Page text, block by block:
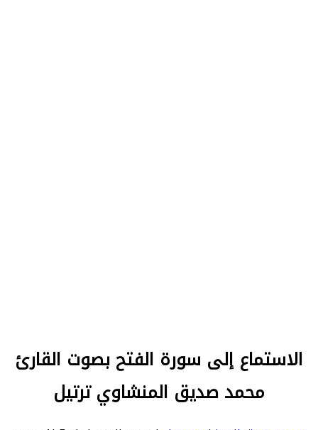
الاستماع إلى سورة الفتح بصوت القارئ
محمد صديق المنشاوي ترتيل